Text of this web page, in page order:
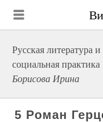
Русская литература
социальная
Борисова Ирина
5 Роман